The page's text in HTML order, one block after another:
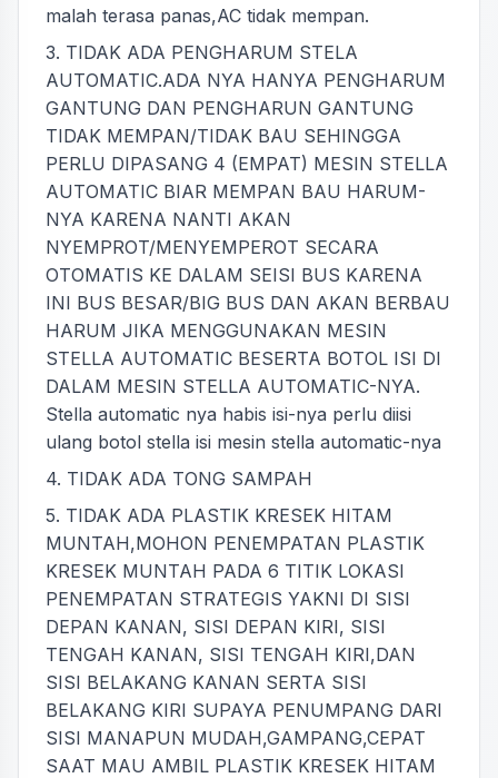
malah terasa panas,AC tidak mempan.
3. TIDAK ADA PENGHARUM STELA
AUTOMATIC.ADA NYA HANYA PENGHARUM
GANTUNG DAN PENGHARUN GANTUNG
TIDAK MEMPAN/TIDAK BAU SEHINGGA
PERLU DIPASANG 4 (EMPAT) MESIN STELLA
AUTOMATIC BIAR MEMPAN BAU HARUM-
NYA KARENA NANTI AKAN
NYEMPROT/MENYEMPEROT SECARA
OTOMATIS KE DALAM SEISI BUS KARENA
INI BUS BESAR/BIG BUS DAN AKAN BERBAU
HARUM JIKA MENGGUNAKAN MESIN
STELLA AUTOMATIC BESERTA BOTOL ISI DI
DALAM MESIN STELLA AUTOMATIC-NYA.
Stella automatic nya habis isi-nya perlu diisi
ulang botol stella isi mesin stella automatic-nya
4. TIDAK ADA TONG SAMPAH
5. TIDAK ADA PLASTIK KRESEK HITAM
MUNTAH,MOHON PENEMPATAN PLASTIK
KRESEK MUNTAH PADA 6 TITIK LOKASI
PENEMPATAN STRATEGIS YAKNI DI SISI
DEPAN KANAN, SISI DEPAN KIRI, SISI
TENGAH KANAN, SISI TENGAH KIRI,DAN
SISI BELAKANG KANAN SERTA SISI
BELAKANG KIRI SUPAYA PENUMPANG DARI
SISI MANAPUN MUDAH,GAMPANG,CEPAT
SAAT MAU AMBIL PLASTIK KRESEK HITAM